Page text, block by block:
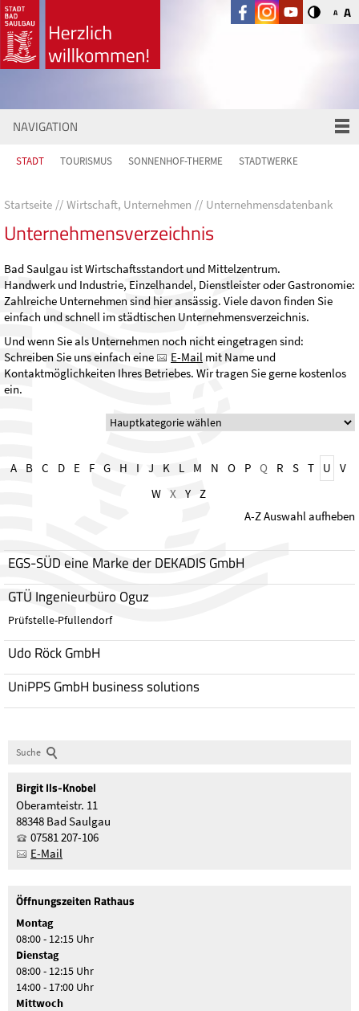
A A
NAVIGATION
STADT TOURISMUS SONNENHOF-THERME STADTWERKE
Startseite Wirtschaft, Unternehmen Unternehmensdatenbank
Unternehmensverzeichnis
Bad Saulgau ist Wirtschaftsstandort und Mittelzentrum.
Handwerk und Industrie, Einzelhandel, Dienstleister oder Gastronomie:
Zahlreiche Unternehmen sind hier ansässig. Viele davon finden Sie
einfach und schnell im städtischen Unternehmensverzeichnis.
Und wenn Sie als Unternehmen noch nicht eingetragen sind:
Schreiben Sie uns einfach eine
E-Mail mit Name und
Kontaktmöglichkeiten Ihres Betriebes. Wir tragen Sie gerne kostenlos
ein.
A B C D E F G H I J K L M N O P Q R S T U
V
W
X Y
Z
A-Z Auswahl aufheben
EGS-SÜD eine Marke der DEKADIS GmbH
GTÜ Ingenieurbüro Oguz
Prüfstelle-Pfullendorf
Udo Röck GmbH
UniPPS GmbH business solutions
Suche
BirgitIls-Knobel
Oberamteistr. 11
88348 Bad Saulgau
07581 207-106
E-Mail
Öffnungszeiten Rathaus
Montag
08:00 - 12:15 Uhr
Dienstag
08:00 - 12:15 Uhr
14:00 - 17:00 Uhr
Mittwoch